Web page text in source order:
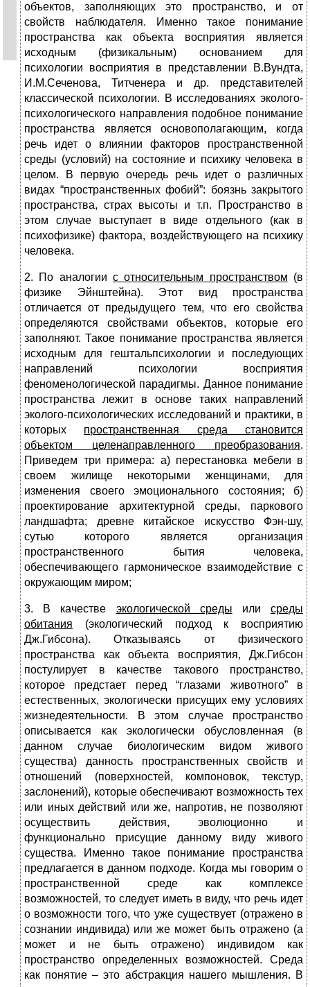
объектов, заполняющих это пространство, и от
свойств наблюдателя. Именно такое понимание
пространства как объекта восприятия является
исходным (физикальным) основанием для
психологии восприятия в представлении В.Вундта,
И.М.Сеченова, Титченера и др. представителей
классической психологии. В исследованиях эколого-
психологического направления подобное понимание
пространства является основополагающим, когда
речь идет о влиянии факторов пространственной
среды (условий) на состояние и психику человека в
целом. В первую очередь речь идет о различных
видах “пространственных фобий”: боязнь закрытого
пространства, страх высоты и т.п. Пространство в
этом случае выступает в виде отдельного (как в
психофизике) фактора, воздействующего на психику
человека.
2. По аналогии с относительным пространством (в
физике Эйнштейна). Этот вид пространства
отличается от предыдущего тем, что его свойства
определяются свойствами объектов, которые его
заполняют. Такое понимание пространства является
исходным для гештальпсихологии и последующих
направлений психологии восприятия
феноменологической парадигмы. Данное понимание
пространства лежит в основе таких направлений
эколого-психологических исследований и практики, в
которых пространственная среда становится
объектом целенаправленного преобразования.
Приведем три примера: а) перестановка мебели в
своем жилище некоторыми женщинами, для
изменения своего эмоционального состояния; б)
проектирование архитектурной среды, паркового
ландшафта; древне китайское искусство Фэн-шу,
сутью которого является организация
пространственного бытия человека,
обеспечивающего гармоническое взаимодействие с
окружающим миром;
3. В качестве экологической среды илисреды
обитания (экологический подход к восприятию
Дж.Гибсона). Отказываясь от физического
пространства как объекта восприятия, Дж.Гибсон
постулирует в качестве такового пространство,
которое предстает перед “глазами животного” в
естественных, экологически присущих ему условиях
жизнедеятельности. В этом случае пространство
описывается как экологически обусловленная (в
данном случае биологическим видом живого
существа) данность пространственных свойств и
отношений (поверхностей, компоновок, текстур,
заслонений), которые обеспечивают возможность тех
или иных действий или же, напротив, не позволяют
осуществить действия, эволюционно и
функционально присущие данному виду живого
существа. Именно такое понимание пространства
предлагается в данном подходе. Когда мы говорим о
пространственной среде как комплексе
возможностей, то следует иметь в виду, что речь идет
о возможности того, что уже существует (отражено в
сознании индивида) или же может быть отражено (а
может и не быть отражено) индивидом как
пространство определенных возможностей. Среда
как понятие – это абстракция нашего мышления. В